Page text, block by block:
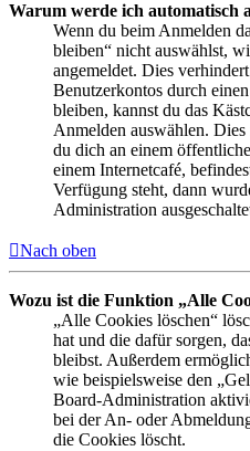
Warum werde ich automatisch
Wenn du beim Anmelden
bleiben“ nicht auswählst,
angemeldet. Dies
Benutzerkontos durch
bleiben, kannst du das
Anmelden auswählen.
du dich an einem
einem Internetcafé,
Verfügung steht, dann
Administration
Nach oben
Wozu ist die Funktion „Alle
„Alle Cookies löschen“
hat und die dafür sorgen,
bleibst. Außerdem
wie beispielsweise den
Board-Administration
bei der An- oder
die Cookies löscht.